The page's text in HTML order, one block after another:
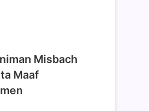
Misbach
Maaf